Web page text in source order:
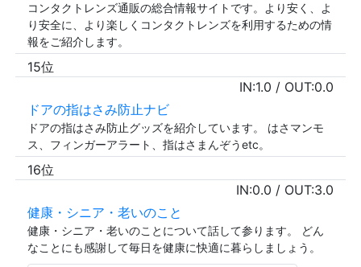
コンタクトレンズ通販の総合情報サイトです。より安く、よ
り安全に、より楽しくコンタクトレンズを利用するための情
報をご紹介します。
15位
IN:1.0 / OUT:0.0
ドアの指はさみ防止ナビ
ドアの指はさみ防止グッズを紹介しています。 はさマンモ
ス、フィンガーアラート、指はさまんぞうetc。
16位
IN:0.0 / OUT:3.0
健康・シニア・老いのこと
健康・シニア・老いのことについて話して参ります。 どん
なことにも感謝して毎日を健康に快適に暮らしましょう。